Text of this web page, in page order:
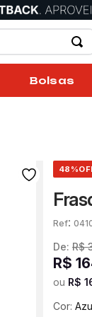
Bolsas
48%
:
De: R$
R$
ou R$
Cor: